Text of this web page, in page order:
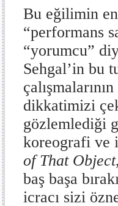
Bu eğilimin
“performans
“yorumcu”
Sehgal’in bu
dikkatimizi
gözlemlediği
koreografi ve
of That Object
baş başa
icracı sizi